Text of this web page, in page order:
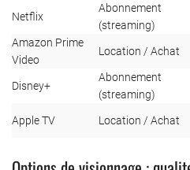
Netflix
Abonnement
(streaming)
Amazon Prime
Video
Location / Achat
Disney+
Abonnement
(streaming)
Apple TV Location / Achat